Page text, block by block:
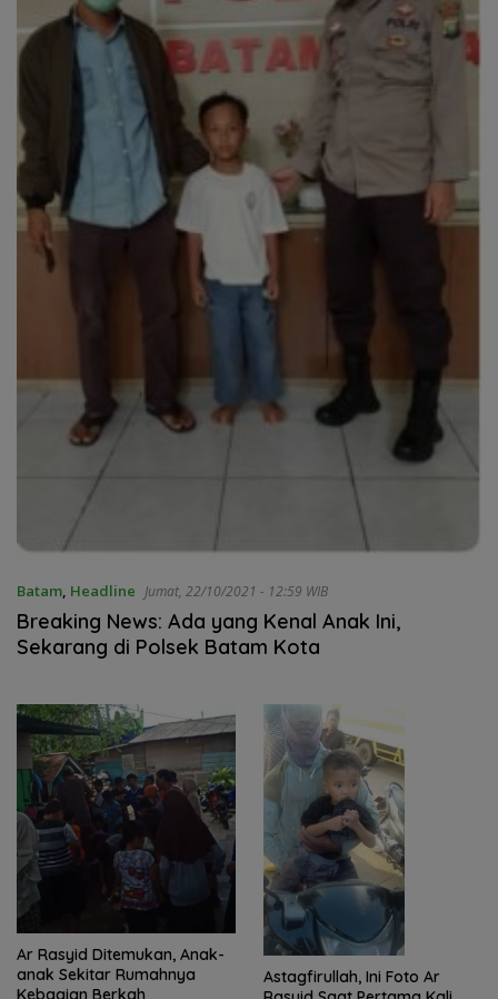
Batam, Headline Jumat, 22/10/2021 - 12:59 WIB
Breaking News: Ada yang Kenal Anak Ini,
Sekarang di Polsek Batam Kota
Ar Rasyid Ditemukan, Anak-
anak Sekitar Rumahnya
Kebagian Berkah
Astagfirullah, Ini Foto Ar